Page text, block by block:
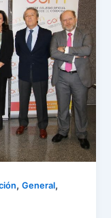
,General,